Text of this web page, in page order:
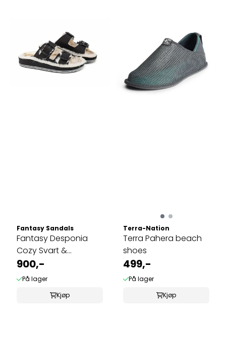
Fantasy Sandals
Fantasy Desponia
Cozy Svart &
Hvit,skinn
900,-
På lager
Kjøp
Terra-Nation
Terra Pahera beach
shoes
499,-
På lager
Kjøp